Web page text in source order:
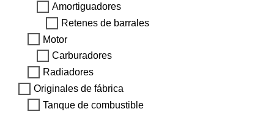
Amortiguadores
Retenes de barrales
Motor
Carburadores
Radiadores
Originales de fábrica
Tanque de combustible